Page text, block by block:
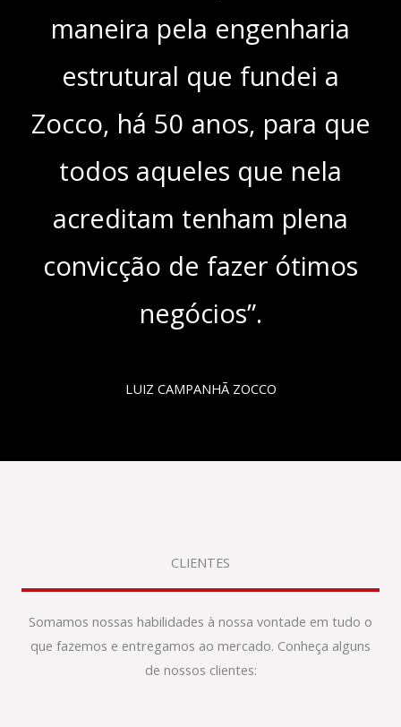
maneira pela engenharia
estrutural que fundei a
Zocco, há 50 anos, para que
todos aqueles que nela
acreditam tenham plena
convicção de fazer ótimos
negócios”.
LUIZ CAMPANHÃ ZOCCO
CLIENTES
Somamos nossas habilidades à nossa vontade em tudo o
que fazemos e entregamos ao mercado. Conheça alguns
de nossos clientes: